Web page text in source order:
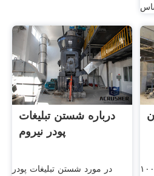
درباره شستن تبلیغات
پودر نیروم
در مورد شستن تبلیغات پودر
پودر کیک براونی ترکیبات در ۱۰۰